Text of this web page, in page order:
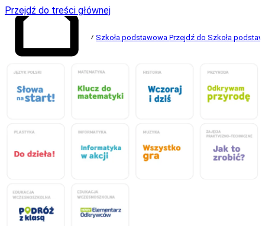
Przejdź do treści głównej
Przejdź do strony
głównej
Szkoła podstawowaPrzejdź do Szkoła